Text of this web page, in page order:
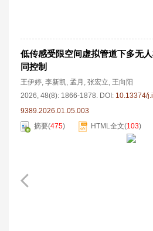
低传感受限空间虚拟管道下多无
同控制
王伊婷, 李新凯, 孟月 , 张宏立, 王向阳
2026, 48(8): 1866-1878. DOI: 10.13374/
9389.2026.01.05.003
摘要(475) HTML全文(103)